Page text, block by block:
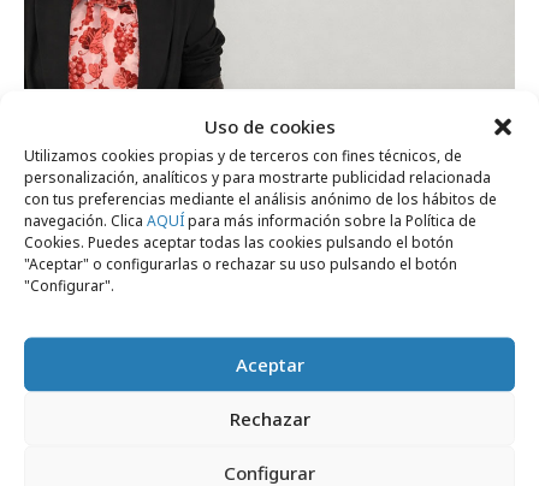
Uso de cookies
Utilizamos cookies propias y de terceros con fines técnicos, de
personalización, analíticos y para mostrarte publicidad relacionada
con tus preferencias mediante el análisis anónimo de los hábitos de
navegación. Clica AQUÍpara más información sobre la Política de
Cookies. Puedes aceptar todas las cookies pulsando el botón
"Aceptar" o configurarlas o rechazar su uso pulsando el botón
"Configurar".
Aceptar
Rechazar
Configurar
Prensa Ibérica ficha a Verónica Lourido
como Directora comercial de Revistas
Medios